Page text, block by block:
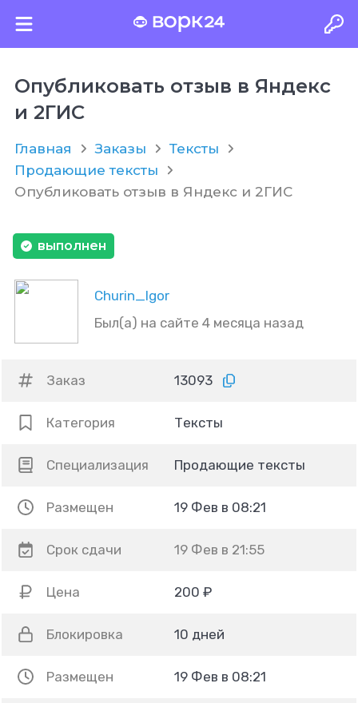
Опубликовать отзыв в Яндекс
и 2ГИС
Главная Заказы
Тексты
Продающие тексты
Опубликовать отзыв в Яндекс и 2ГИС
Churin_Igor
Был(а) на сайте 4 месяца назад
выполнен
Заказ 13093
Категория Тексты
Специализация Продающие тексты
Размещен 19 Фев в 08:21
Срок сдачи 19 Фев в 21:55
Цена 200 ₽
Блокировка 10 дней
Размещен 19 Фев в 08:21